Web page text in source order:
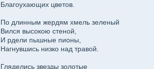
Благоухающих цветов.
По длинным жердям хмель зеленый
Вился высокою стеной,
И рдели пышные пионы,
Нагнувшись низко над травой.
Гляделись звезды золотые